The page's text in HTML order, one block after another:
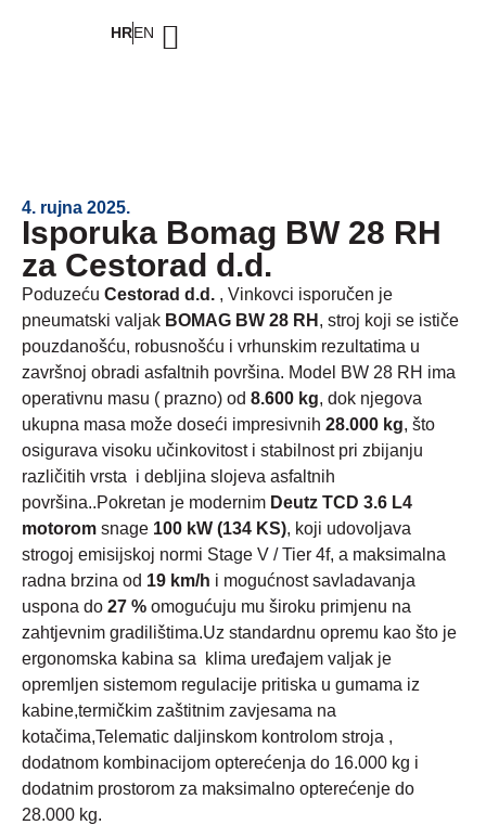
HREN
4. rujna 2025.
Isporuka Bomag BW 28 RH
za Cestorad d.d.
Poduzeću Cestorad d.d. , Vinkovci isporučen je
pneumatski valjak BOMAG BW 28 RH , stroj koji se ističe
pouzdanošću, robusnošću i vrhunskim rezultatima u
završnoj obradi asfaltnih površina. Model BW 28 RH ima
operativnu masu ( prazno) od 8.600 kg, dok njegova
ukupna masa može doseći impresivnih 28.000 kg, što
osigurava visoku učinkovitost i stabilnost pri zbijanju
različitih vrsta i debljina slojeva asfaltnih
površina..Pokretan je modernim Deutz TCD 3.6 L4
motorom snage 100 kW (134 KS), koji udovoljava
strogoj emisijskoj normi Stage V / Tier 4f, a maksimalna
radna brzina od 19 km/h i mogućnost savladavanja
uspona do 27 % omogućuju mu široku primjenu na
zahtjevnim gradilištima.Uz standardnu opremu kao što je
ergonomska kabina sa klima uređajem valjak je
opremljen sistemom regulacije pritiska u gumama iz
kabine,termičkim zaštitnim zavjesama na
kotačima,Telematic daljinskom kontrolom stroja ,
dodatnom kombinacijom opterećenja do 16.000 kg i
dodatnim prostorom za maksimalno opterećenje do
28.000 kg.